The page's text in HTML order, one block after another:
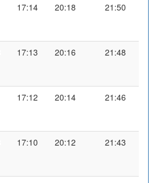
17:14 20:18 21:50
17:13 20:16 21:48
17:12 20:14 21:46
17:10 20:12 21:43